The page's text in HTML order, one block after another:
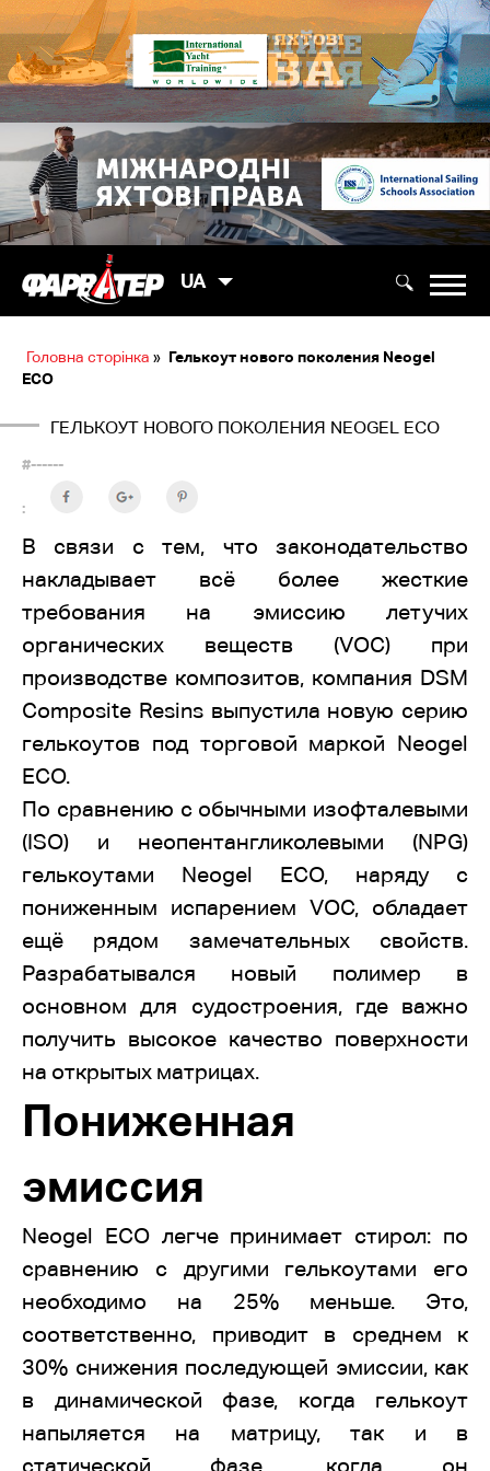
UA
Головна сторінка » Гелькоут нового поколения Neogel
ECO
ГЕЛЬКОУТ НОВОГО ПОКОЛЕНИЯ NEOGEL ECO
#------
:
В связи c тем, что законодательство
накладывает всё более жесткие
требования на эмиссию летучих
органических веществ (VOC) при
производстве композитов, компания DSM
Composite Resins выпустила новую серию
гелькоутов под торговой маркой Neogel
ECO.
По сравнению с обычными изофталевыми
(ISO) и неопентангликолевыми (NPG)
гелькоутами Neogel ECO, наряду с
пониженным испарением VOC, обладает
ещё рядом замечательных свойств.
Разрабатывался новый полимер в
основном для судостроения, где важно
получить высокое качество поверхности
на открытых матрицах.
Пониженная
эмиссия
Neogel ECO легче принимает стирол: по
сравнению с другими гелькоутами его
необходимо на 25% меньше. Это,
соответственно, приводит в среднем к
30% снижения последующей эмиссии, как
в динамической фазе, когда гелькоут
напыляется на матрицу, так и в
статической фазе, когда он